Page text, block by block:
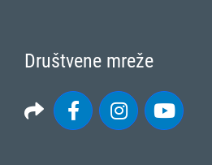
Društvene mreže